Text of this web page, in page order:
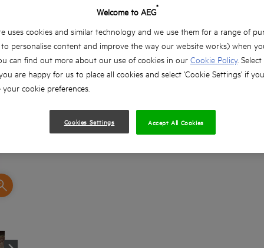
Scie circulaire légère, ergonomique et compacte
Coupe rapide jusqu'à 3700 tr/min
Carter et base en aluminium pour une
Verrouillage de la gâchette de sécurité
Inclinaison maxi de la lame 50°
Compatible avec toutes les batteries PRO18V
Welcome to AEG®
uses cookies and similar technology and we use them for a range of
personalise content and improve the way our website works) when
can find out more about our use of cookies in our Cookie Policy.
are happy for us to place all cookies and select 'Cookie Settings' if
cookie preferences.
Cookies Settings Accept All Cookies